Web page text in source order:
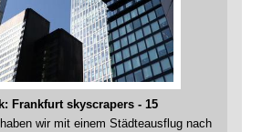
Frankfurt skyscrapers - 15
wir mit einem Städteausflug nach